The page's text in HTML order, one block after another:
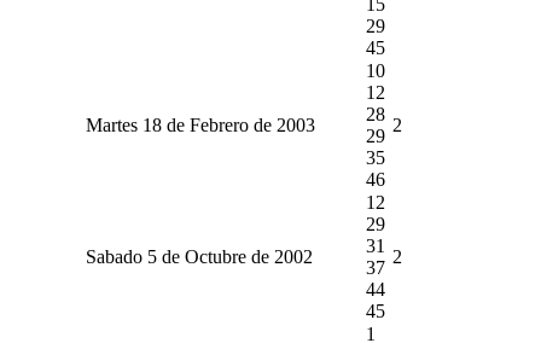
29
45
Martes 18 de Febrero de 2003
10
12
28
29
35
46
2
Sabado 5 de Octubre de 2002
12
29
31
37
44
45
2
1